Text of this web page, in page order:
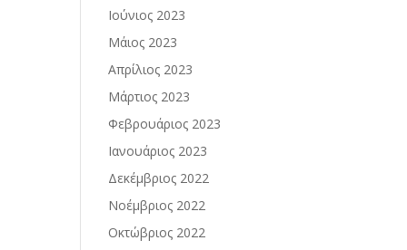
Ιούνιος 2023
Μάιος 2023
Απρίλιος 2023
Μάρτιος 2023
Φεβρουάριος 2023
Ιανουάριος 2023
Δεκέμβριος 2022
Νοέμβριος 2022
Οκτώβριος 2022